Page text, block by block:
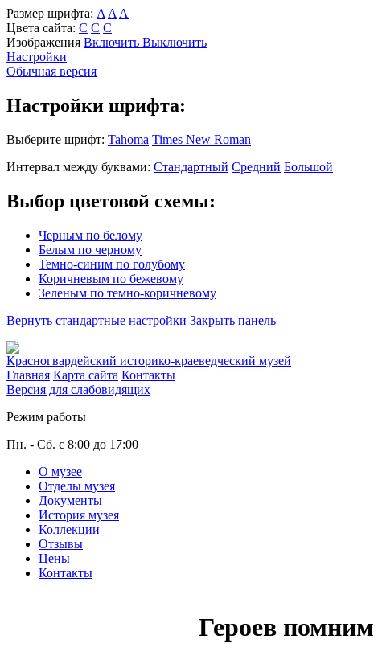
Размер шрифта: A A A
Цвета сайта: С С С
Изображения Включить Выключить
Настройки
Обычная версия
Настройки шрифта:
Выберите шрифт: Tahoma Times New Roman
Интервал между буквами: Стандартный Средний Большой
Выбор цветовой схемы:
Черным по белому
Белым по черному
Темно-синим по голубому
Коричневым по бежевому
Зеленым по темно-коричневому
Вернуть стандартные настройки Закрыть панель
Красногвардейский историко-краеведческий музей
Главная Карта сайта Контакты
Версия для слабовидящих
Режим работы
Пн. - Сб. с 8:00 до 17:00
О музее
Отделы музея
Документы
История музея
Коллекции
Отзывы
Цены
Контакты
Героев